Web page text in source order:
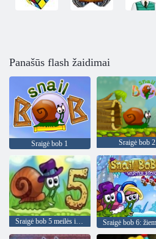
Panašūs flash žaidimai
Sraigė bob 1 Sraigė bob 2
Sraigė bob 5 meilės istorija